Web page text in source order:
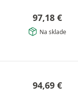
97,18 €
Na sklade
94,69 €